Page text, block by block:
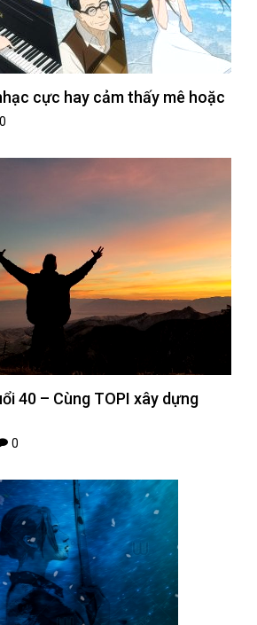
cực hay cảm thấy mê hoặc
0
40 – Cùng TOPI xây dựng
0